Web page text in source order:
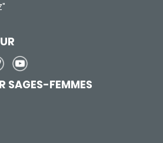
SAGES-FEMMES